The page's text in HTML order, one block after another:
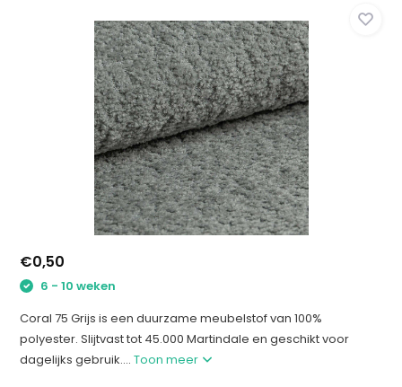
€0,50
6 - 10 weken
Coral 75 Grijs is een duurzame meubelstof van 100%
polyester. Slijtvast tot 45.000 Martindale en geschikt voor
dagelijks gebruik....Toon meer